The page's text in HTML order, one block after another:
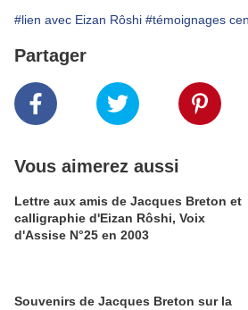
#lien avec Eizan Rôshi #témoignages
Partager
Vous aimerez aussi
Lettre aux amis de Jacques Breton et
calligraphie d'Eizan Rôshi, Voix
d'Assise N°25 en 2003
Souvenirs de Jacques Breton sur la